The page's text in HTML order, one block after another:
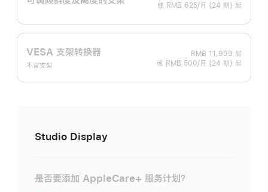
或 RMB 625/月 (24 期) 起
VESA 支架转换器
不含支架
RMB 11,999 起
或 RMB 500/月 (24 期) 起
Studio Display
是否要添加 AppleCare+ 服务计划？